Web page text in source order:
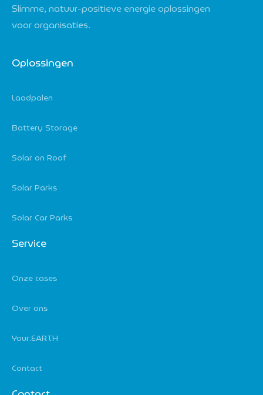
Slimme, natuur-positieve energie oplossingen
voor organisaties.
Oplossingen
Laadpalen
Battery Storage
Solar on Roof
Solar Parks
Solar Car Parks
Service
Onze cases
Over ons
Your.EARTH
Contact